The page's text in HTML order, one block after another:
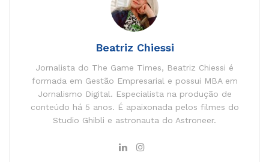
Beatriz Chiessi
Jornalista do The Game Times, Beatriz Chiessi é
formada em Gestão Empresarial e possui MBA em
Jornalismo Digital. Especialista na produção de
conteúdo há 5 anos. É apaixonada pelos filmes do
Studio Ghibli e astronauta do Astroneer.